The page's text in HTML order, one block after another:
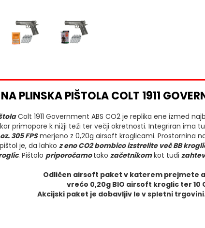
PLINSKA PIŠTOLA COLT 1911
Colt 1911 Government ABS CO2 je replika ene izmed
primopore k nižji teži ter večji okretnosti. Integriran ima
305 FPSmerjeno z 0,20g airsoft kroglicami. Prostornina
je, da lahko z eno CO2 bombico izstrelite več BB
. Pištolo priporočamotako začetnikomkot tudi
Odličen airsoft paket v katerem prejmete
vrečo 0,20g BIO airsoft kroglic ter 10
Akcijski paket je dobavljiv le v spletni